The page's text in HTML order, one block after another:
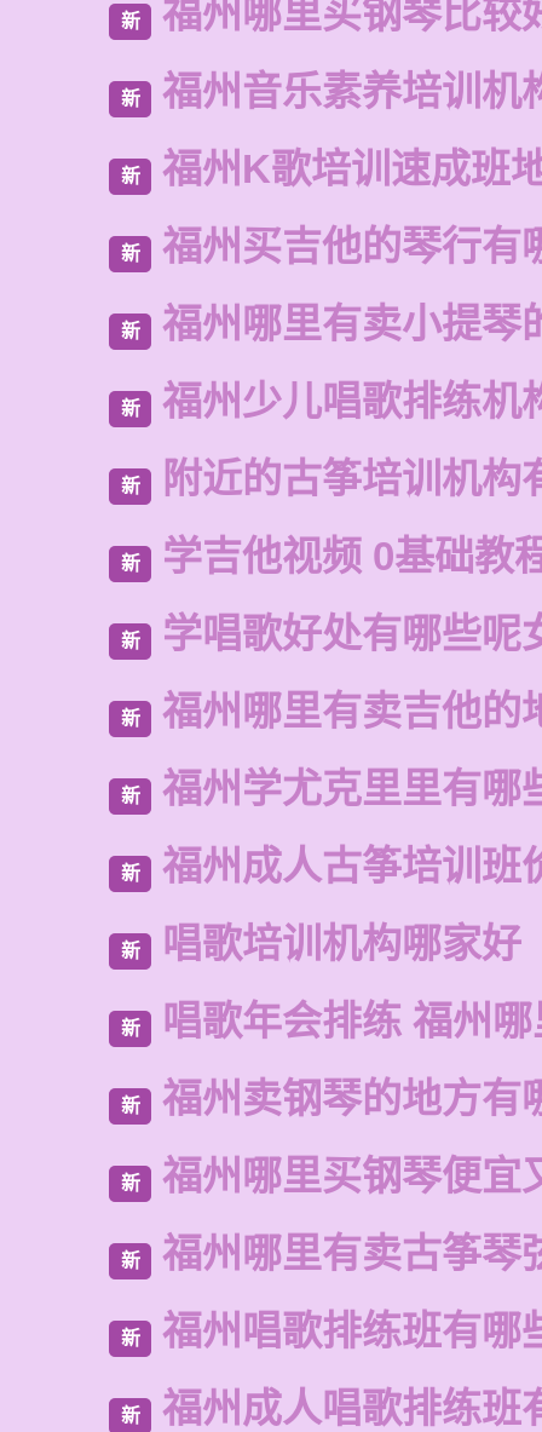
新 福州哪里买钢琴比较
新 福州音乐素养培训机
新 福州K歌培训速成班
新 福州买吉他的琴行有
新 福州哪里有卖小提琴
新 福州少儿唱歌排练机
新 附近的古筝培训机构
新 学吉他视频 0基础教
新 学唱歌好处有哪些呢
新 福州哪里有卖吉他的
新 福州学尤克里里有哪
新 福州成人古筝培训班
新 唱歌培训机构哪家好
新 唱歌年会排练 福州
新 福州卖钢琴的地方有
新 福州哪里买钢琴便宜
新 福州哪里有卖古筝琴
新 福州唱歌排练班有哪
新 福州成人唱歌排练班